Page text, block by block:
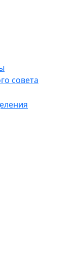
совета